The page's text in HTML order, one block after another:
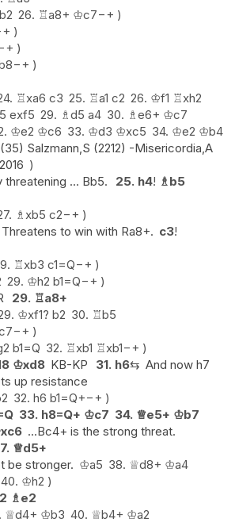
26. ♖a8+ ♔c7−+
−+
♖xa6 c3 25. ♖a1 c2 26. ♔f1 ♖xh2
exf5 29. ♗d5 a4 30. ♗e6+ ♔c7
♔e2 ♔c6 33. ♔d3 ♔xc5 34. ♔e2 ♔b4
Salzmann,S (2212) -Misericordia,A
threatening ... Bb5. 25. h4! ♗ b5
♗ xb5 c2−+
Threatens to win with Ra8+. c3!
♖xb3 c1=Q−+
29. ♔h2 b1=Q−+
29. ♖a8+
♔xf1? b2 30. ♖b5
−+
b1=Q 32. ♖xb1 ♖xb1−+
♔xd8 KB-KP 31. h6⇆ And now h7
up resistance
32. h6 b1=Q+−+
33. h8=Q+ ♔c7 34. ♕e5+ ♔b7
xc6 ...Bc4+ is the strong threat.
♕d5+
be stronger. ♔a5 38. ♕d8+ ♔a4
40. ♔h2
♗ e2
♕d4+ ♔b3 40. ♕b4+ ♔a2